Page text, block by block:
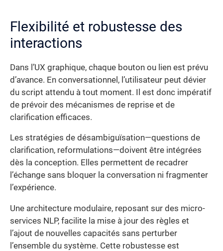
Flexibilité et robustesse des
interactions
Dans l’UX graphique, chaque bouton ou lien est prévu
d’avance. En conversationnel, l’utilisateur peut dévier
du script attendu à tout moment. Il est donc impératif
de prévoir des mécanismes de reprise et de
clarification efficaces.
Les stratégies de désambiguïsation—questions de
clarification, reformulations—doivent être intégrées
dès la conception. Elles permettent de recadrer
l’échange sans bloquer la conversation ni fragmenter
l’expérience.
Une architecture modulaire, reposant sur des micro-
services NLP, facilite la mise à jour des règles et
l’ajout de nouvelles capacités sans perturber
l’ensemble du système. Cette robustesse est